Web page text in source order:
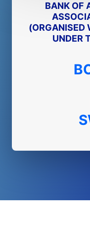
BANK OF
(ORGANISED
UNDER